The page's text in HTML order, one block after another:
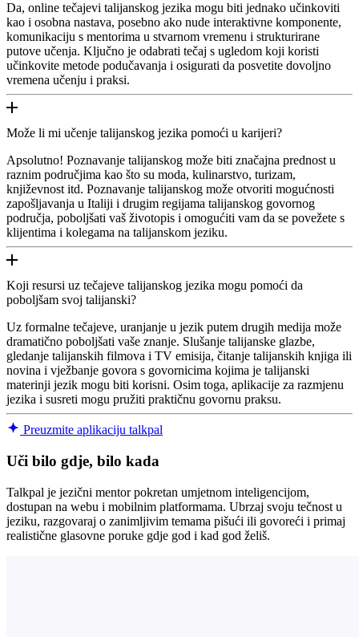
Da, online tečajevi talijanskog jezika mogu biti jednako učinkoviti
kao i osobna nastava, posebno ako nude interaktivne komponente,
komunikaciju s mentorima u stvarnom vremenu i strukturirane
putove učenja. Ključno je odabrati tečaj s ugledom koji koristi
učinkovite metode podučavanja i osigurati da posvetite dovoljno
vremena učenju i praksi.
Može li mi učenje talijanskog jezika pomoći u karijeri?
Apsolutno! Poznavanje talijanskog može biti značajna prednost u
raznim područjima kao što su moda, kulinarstvo, turizam,
književnost itd. Poznavanje talijanskog može otvoriti mogućnosti
zapošljavanja u Italiji i drugim regijama talijanskog govornog
područja, poboljšati vaš životopis i omogućiti vam da se povežete s
klijentima i kolegama na talijanskom jeziku.
Koji resursi uz tečajeve talijanskog jezika mogu pomoći da
poboljšam svoj talijanski?
Uz formalne tečajeve, uranjanje u jezik putem drugih medija može
dramatično poboljšati vaše znanje. Slušanje talijanske glazbe,
gledanje talijanskih filmova i TV emisija, čitanje talijanskih knjiga ili
novina i vježbanje govora s govornicima kojima je talijanski
materinji jezik mogu biti korisni. Osim toga, aplikacije za razmjenu
jezika i susreti mogu pružiti praktičnu govornu praksu.
Preuzmite aplikaciju talkpal
Uči bilo gdje, bilo kada
Talkpal je jezični mentor pokretan umjetnom inteligencijom,
dostupan na webu i mobilnim platformama. Ubrzaj svoju tečnost u
jeziku, razgovaraj o zanimljivim temama pišući ili govoreći i primaj
realistične glasovne poruke gdje god i kad god želiš.